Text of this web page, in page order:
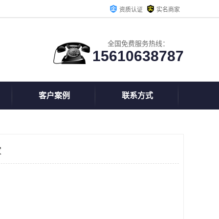
资质认证 实名商家
全国免费服务热线：
15610638787
客户案例 联系方式